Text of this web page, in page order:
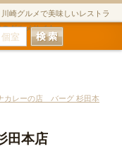
崎グルメで美味しいレストラ
グルメサイト
カレーの店 バーグ 杉田本
田本店